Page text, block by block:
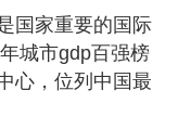
国家重要的国际
城市gdp百强榜
心，位列中国最